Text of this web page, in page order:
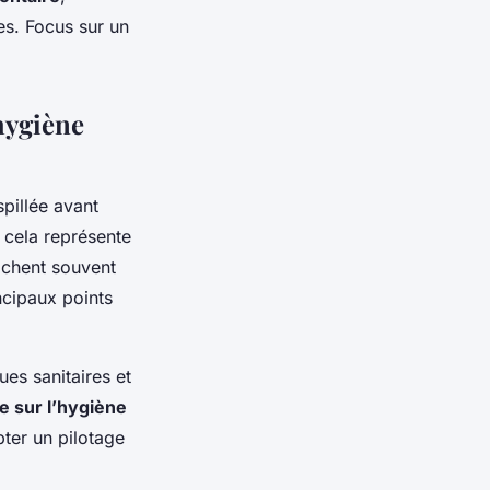
Focus sur un
avant
représente
souvent
points
sanitaires et
sur l’hygiène
un pilotage